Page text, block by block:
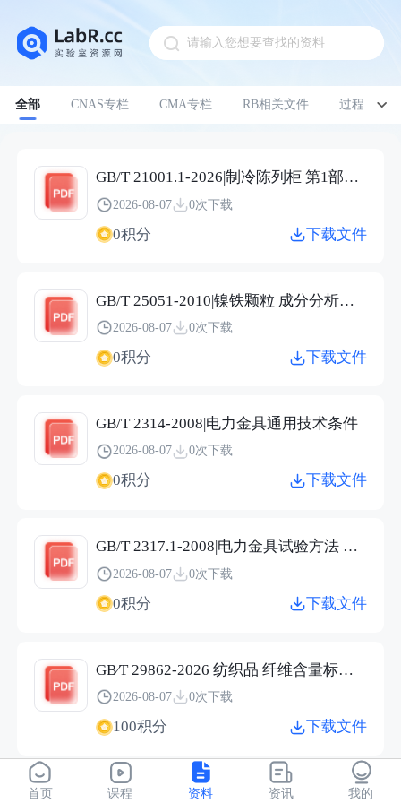
请输入您想要查找的资料
全部 CNAS专栏 CMA专栏 RB相关文件 过程管理
Pull down to refresh
GB/T 21001.1-2026|制冷陈列柜 第1部分：术语
2026-08-07 0次下载
0积分 下载文件
GB/T 25051-2010|镍铁颗粒 成分分析用样品的采取
2026-08-07 0次下载
0积分 下载文件
GB/T 2314-2008|电力金具通用技术条件
2026-08-07 0次下载
0积分 下载文件
GB/T 2317.1-2008|电力金具试验方法 第1部分：机械试验
2026-08-07 0次下载
0积分 下载文件
GB∕T 29862-2026 纺织品 纤维含量标识技术规范.pdf
2026-08-07 0次下载
100积分 下载文件
JC/T 2304-2015|建筑用保温隔热玻璃技术条件
首页 课程 资料 资讯 我的